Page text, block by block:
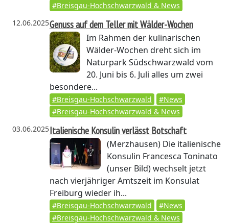
#Breisgau-Hochschwarzwald & News
12.06.2025Genuss auf dem Teller mit Wälder-Wochen
Im Rahmen der kulinarischen
Wälder-Wochen dreht sich im
Naturpark Südschwarzwald vom
20. Juni bis 6. Juli alles um zwei
besondere...
#Breisgau-Hochschwarzwald
#News
#Breisgau-Hochschwarzwald & News
03.06.2025Italienische Konsulin verlässt Botschaft
(Merzhausen)Die italienische
Konsulin Francesca Toninato
(unser Bild) wechselt jetzt
nach vierjähriger Amtszeit im Konsulat
Freiburg wieder ih...
#Breisgau-Hochschwarzwald
#News
#Breisgau-Hochschwarzwald & News